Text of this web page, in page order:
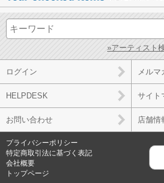
»アーティスト
ログイン メルマ
HELPDESK サイト
お問い合わせ 店舗情
プライバシーポリシー
特定商取引法に基づく表記
会社概要
トップページ